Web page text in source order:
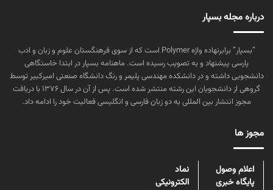
درباره مجله بسپار
“بسپار” برابرنهاده واژه Polymer است که از سوی فرهنگستان علوم و زبان و ادب
پارسی پیشنهاد و به تصویب رسیده است. ماهنامه بسپار در ابتدا خاستگاهی
دانشجویی داشته و در دانشکده مهندسی پلیمر و رنگ دانشگاه صنعتی امیرکبیر توسط
گروهی از دانشجویان این رشته منتشر شده است. پس از آن در سال ۱۳۷۶ با دریافت
مجوز انتشار بین المللی به دو زبان فارسی و انگلیسی فعالیت خود را ادامه داد.
مجوز ها
اعلام وصول
پایگاه خبری
نماد
الکترونیکی